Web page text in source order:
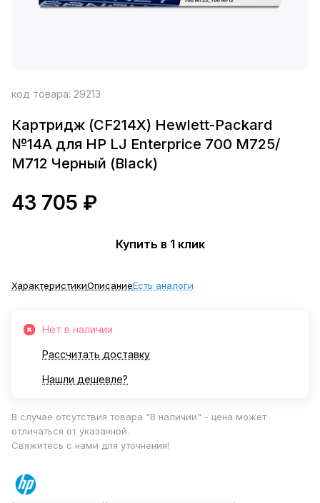
код товара: 29213
Картридж (CF214X) Hewlett-Packard
№14A для HP LJ Enterprice 700 M725/
M712 Черный (Black)
43 705 ₽
Купить в 1 клик
ХарактеристикиОписаниеЕсть аналоги
Нет в наличии
Рассчитать доставку
Нашли дешевле?
В случае отсутствия товара "В наличии" - цена может
отличаться от указанной.
Свяжитесь с нами для уточнения!